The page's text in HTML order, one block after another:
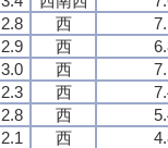
2.8 西
2.9 西
3.0 西
2.3 西
2.8 西
2.1 西